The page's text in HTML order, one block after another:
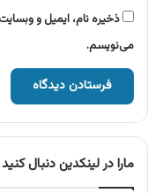
ذخیره نام، ایمیل و
می‌نویسم.
مارا در لینکدین دنبال کنید